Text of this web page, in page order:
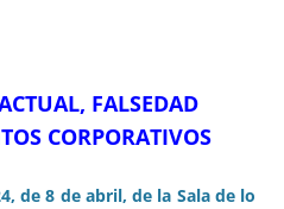
FALSEDAD
CORPORATIVOS
de 8 de abril, de la Sala de lo